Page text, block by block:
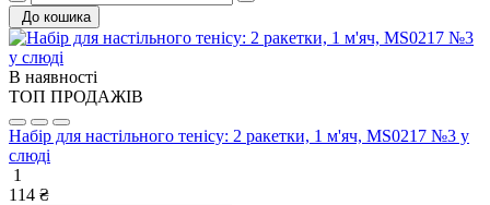
До кошика
В наявності
ТОП ПРОДАЖІВ
Набір для настільного тенісу: 2 ракетки, 1 м'яч, MS0217 №3 у
слюді
1
114 ₴